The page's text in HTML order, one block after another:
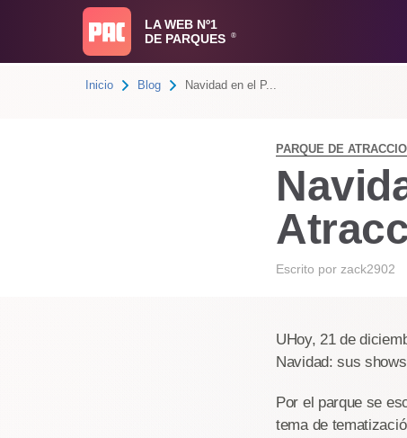
LA WEB Nº1
DE PARQUES
®
Inicio Blog Navidad en el P...
PARQUE DE
Escrito por zack2902
UHoy, 21 de
Navidad: sus
Por el parque se
tema de